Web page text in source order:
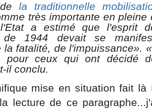
la traditionnelle
très importante en
a estimé que l'esprit
de 1944 devait se
la fatalité, de l'impuissance».
pour ceux qui ont décidé
il conclu.
mise en situation fait
lecture de ce